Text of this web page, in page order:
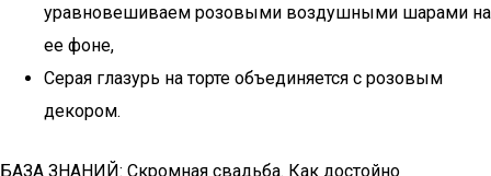
уравновешиваем розовыми воздушными шарами на
ее фоне,
Серая глазурь на торте объединяется с розовым
декором.
БАЗА ЗНАНИЙ: Скромная свадьба. Как достойно